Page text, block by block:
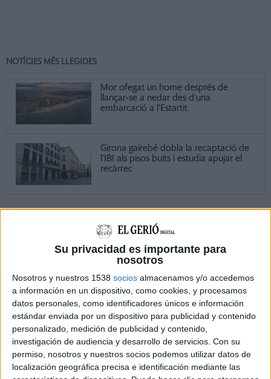
Su privacidad es importante para
nosotros
Nosotros y nuestros 1538 socios almacenamos y/o accedemos
a información en un dispositivo, como cookies, y procesamos
datos personales, como identificadores únicos e información
estándar enviada por un dispositivo para publicidad y contenido
personalizado, medición de publicidad y contenido,
investigación de audiencia y desarrollo de servicios. Con su
permiso, nosotros y nuestros socios podemos utilizar datos de
localización geográfica precisa e identificación mediante las
NOTÍCIES MÉS LLEGIDES
Mor ofegat un home després de
llançar-se a nedar des d’una
embarcació a l’Estartit
Girona gairebé dobla la recaptació de
l’IBI als pisos buits i estudia apujar el
recàrrec
Mor ofegat un home després de
llançar-se a nedar des d’una
Girona gairebé dobla la recaptació de
l’IBI als pisos buits i estudia apujar el
recàrrec
Vidreres frena 70 intents d’ocupació i